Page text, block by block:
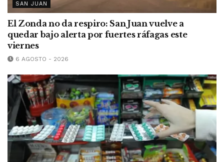
SAN JUAN
El Zonda no da respiro: San Juan vuelve a
quedar bajo alerta por fuertes ráfagas este
viernes
6 AGOSTO - 2026